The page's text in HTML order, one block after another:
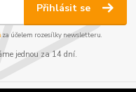
Přihlásit se
za účelem rozesílky newsletteru.
jednou za 14 dní.